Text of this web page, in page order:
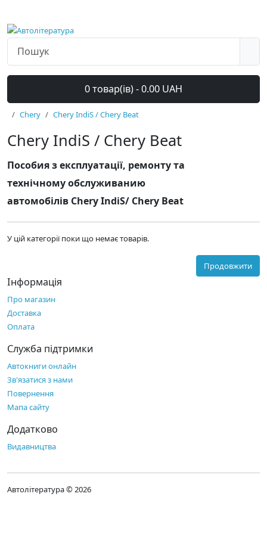
0 товар(ів) - 0.00 UAH
Chery Chery IndiS / Chery Beat
Chery IndiS / Chery Beat
Пособия з експлуатації, ремонту та
технічному обслуживанию
автомобілів Chery IndiS/ Chery Beat
У цій категорії поки що немає товарів.
Продовжити
Інформація
Про магазин
Доставка
Оплата
Служба підтримки
Автокниги онлайн
Зв'язатися з нами
Повернення
Мапа сайту
Додатково
Видавництва
Автолітература © 2026